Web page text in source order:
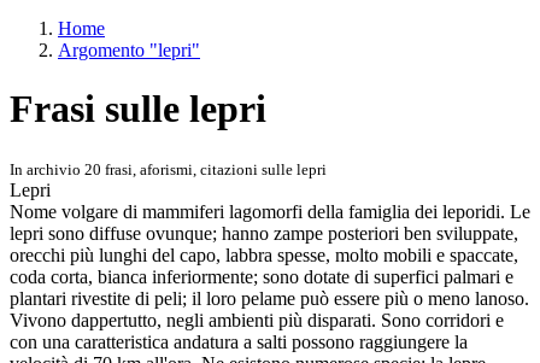
Home
Argomento "lepri"
Frasi sulle lepri
In archivio 20 frasi, aforismi, citazioni sulle lepri
Lepri
Nome volgare di mammiferi lagomorfi della famiglia dei leporidi. Le
lepri sono diffuse ovunque; hanno zampe posteriori ben sviluppate,
orecchi più lunghi del capo, labbra spesse, molto mobili e spaccate,
coda corta, bianca inferiormente; sono dotate di superfici palmari e
plantari rivestite di peli; il loro pelame può essere più o meno lanoso.
Vivono dappertutto, negli ambienti più disparati. Sono corridori e
con una caratteristica andatura a salti possono raggiungere la